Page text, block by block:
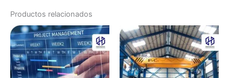
Productos relacionados